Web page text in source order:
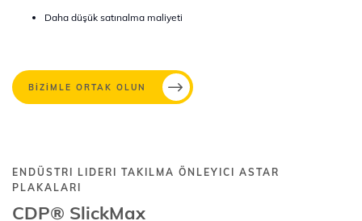
Daha düşük satınalma maliyeti
BİZİMLE ORTAK OLUN
ENDÜSTRI LIDERI TAKILMA ÖNLEYICI ASTAR
PLAKALARI
CDP® SlickMax